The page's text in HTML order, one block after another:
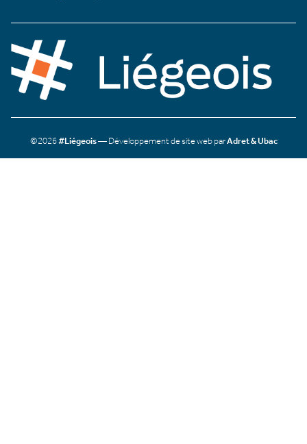
©2026#Liégeois— Développement de site web parAdret & Ubac